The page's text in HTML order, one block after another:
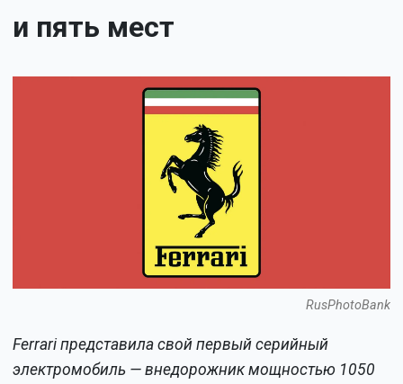
и пять мест
RusPhotoBank
Ferrari представила свой первый серийный
электромобиль — внедорожник мощностью 1050